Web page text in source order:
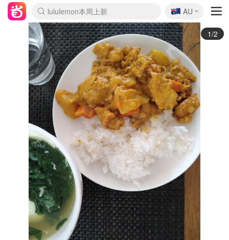
lululemon本周上新
Sasa美妆护肤3.5折
SSENSE年中3折
FreshBeauty好价汇总
Cettire降价+叠9折
Farfetch折上8折
WWS Coles超市实拍
viagogo二手票捡漏
Myer清仓1折起
The Outnet奢牌1折起
David Jones 3折起
Flannels大牌1折
Perfumes Club护肤1折
AMIRO返校季6.2折
Oweek抽奖送Airpods
Amazon折扣汇总
eToro入金$200送$50
Amazon数码好物
ICONIC本周7.5折
ThedoubleF高奢地板价
Moose Knuckles 6折
丝芙兰5折起
EUFY官网3.7折起
Selenichast首饰2折
Trip机票酒店促销
YSL送5件彩妆礼
Amazon家居好物
BIGBANG巡演开票
David Jones时尚3折
Amazon美妆护肤
雅漾大喷$8
过敏原检测盒$33
伊索独家赠50ml沐浴露
科颜氏送高保湿面霜
SEALIFE海洋馆门票6折
丝塔芙大白罐$16
订阅Newsletter送香薰
Cult Beauty 6.8折
Harrods圣诞日历2.3折
LN-CC奢牌私促3折
d'Alba空姐喷雾$16
EVE LOM套装逆天2折
Bernardelli独家4折
Adore Beauty 6折起
CT圣诞日历
Mytheresa奢品2.7折
🇦🇺
AU
2/2